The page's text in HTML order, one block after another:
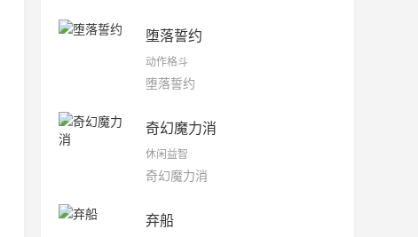
堕落誓约
动作格斗
堕落誓约
奇幻魔力消
休闲益智
奇幻魔力消
弃船